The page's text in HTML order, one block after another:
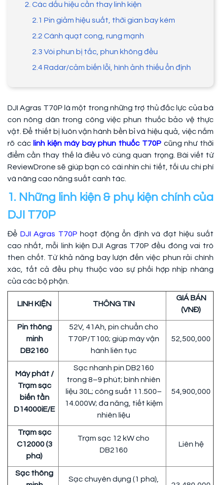
2. Các dấu hiệu cần thay linh kiện
2.1 Pin giảm hiệu suất, thời gian bay kém
2.2 Cánh quạt cong, rung mạnh
2.3 Vòi phun bị tắc, phun không đều
2.4 Radar/cảm biến lỗi, hình ảnh thiếu ổn định
DJI Agras T70P là một trong những trợ thủ đắc lực của bà
con nông dân trong công việc phun thuốc bảo vệ thực
vật. Để thiết bị luôn vận hành bền bỉ và hiệu quả, việc nắm
rõ cáclinh kiện máy bay phun thuốc T70Pcũng như thời
điểm cần thay thế là điều vô cùng quan trọng. Bài viết từ
ReviewDrone sẽ giúp bạn có cái nhìn chi tiết, tối ưu chi phí
và nâng cao năng suất canh tác.
1. Những linh kiện & phụ kiện chính của
DJI T70P
Để DJI Agras T70P hoạt động ổn định và đạt hiệu suất
cao nhất, mỗi linh kiện DJI Agras T70P đều đóng vai trò
then chốt. Từ khả năng bay lượn đến việc phun rải chính
xác, tất cả đều phụ thuộc vào sự phối hợp nhịp nhàng
của các bộ phận.
LINH KIỆN THÔNG TIN
GIÁ BÁN
(VNĐ)
Pin thông
minh
DB2160
52V, 41Ah, pin chuẩn cho
T70P/T100; giúp máy vận
hành liên tục
52,500,000
Máy phát /
Trạm sạc
biến tần
D14000iE/E
Sạc nhanh pin DB2160
trong 8–9 phút; bình nhiên
liệu 30L; công suất 11.500–
14.000W; đa năng, tiết kiệm
nhiên liệu
54,900,000
Trạm sạc
C12000 (3
pha)
Trạm sạc 12 kW cho
DB2160
Liên hệ
Sạc thông
Sạc chuyên dụng (1 pha),